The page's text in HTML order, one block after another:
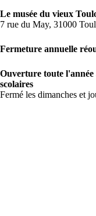
Le musée du vieux
7 rue du May, 31000
Fermeture annuelle
Ouverture toute l'année
scolaires
Fermé les dimanches et